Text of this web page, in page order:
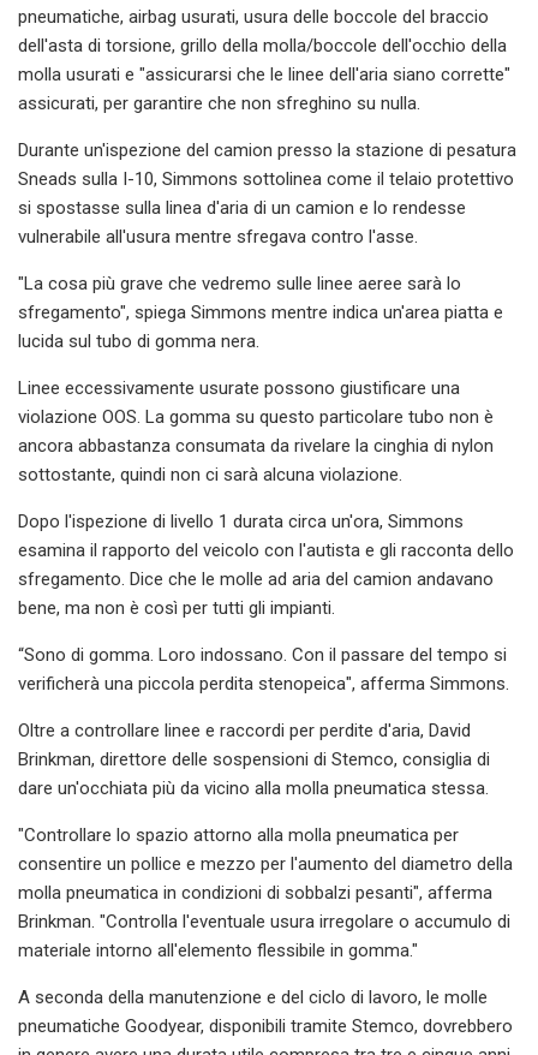
pneumatiche, airbag usurati, usura delle boccole del braccio
dell'asta di torsione, grillo della molla/boccole dell'occhio della
molla usurati e "assicurarsi che le linee dell'aria siano corrette"
assicurati, per garantire che non sfreghino su nulla.
Durante un'ispezione del camion presso la stazione di pesatura
Sneads sulla I-10, Simmons sottolinea come il telaio protettivo
si spostasse sulla linea d'aria di un camion e lo rendesse
vulnerabile all'usura mentre sfregava contro l'asse.
"La cosa più grave che vedremo sulle linee aeree sarà lo
sfregamento", spiega Simmons mentre indica un'area piatta e
lucida sul tubo di gomma nera.
Linee eccessivamente usurate possono giustificare una
violazione OOS. La gomma su questo particolare tubo non è
ancora abbastanza consumata da rivelare la cinghia di nylon
sottostante, quindi non ci sarà alcuna violazione.
Dopo l'ispezione di livello 1 durata circa un'ora, Simmons
esamina il rapporto del veicolo con l'autista e gli racconta dello
sfregamento. Dice che le molle ad aria del camion andavano
bene, ma non è così per tutti gli impianti.
“Sono di gomma. Loro indossano. Con il passare del tempo si
verificherà una piccola perdita stenopeica", afferma Simmons.
Oltre a controllare linee e raccordi per perdite d'aria, David
Brinkman, direttore delle sospensioni di Stemco, consiglia di
dare un'occhiata più da vicino alla molla pneumatica stessa.
"Controllare lo spazio attorno alla molla pneumatica per
consentire un pollice e mezzo per l'aumento del diametro della
molla pneumatica in condizioni di sobbalzi pesanti", afferma
Brinkman. "Controlla l'eventuale usura irregolare o accumulo di
materiale intorno all'elemento flessibile in gomma."
A seconda della manutenzione e del ciclo di lavoro, le molle
pneumatiche Goodyear, disponibili tramite Stemco, dovrebbero